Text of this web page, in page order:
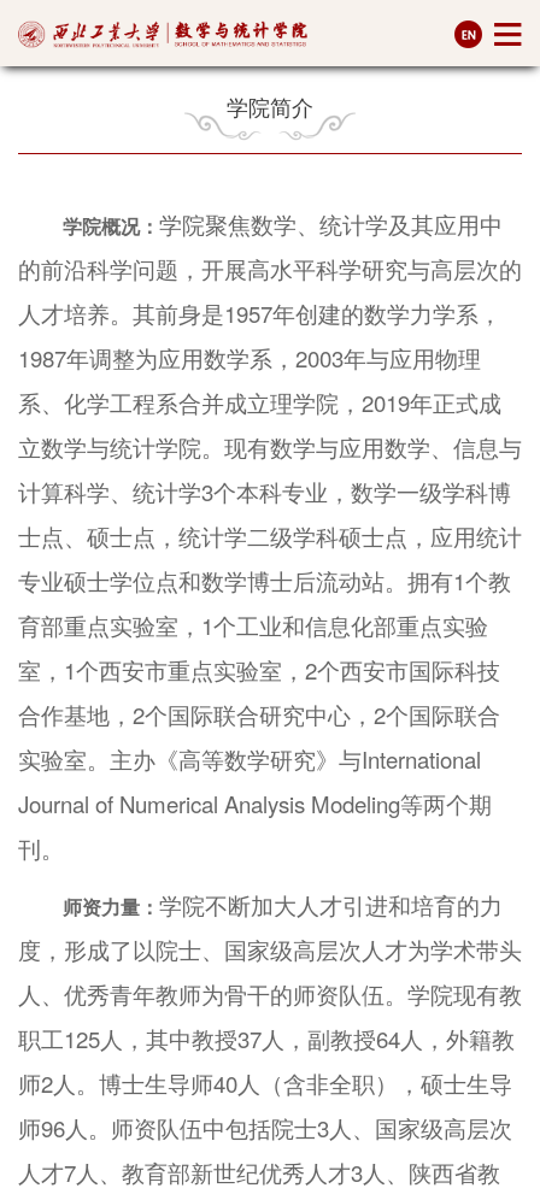
学院简介
学院概况：学院聚焦数学、统计学及其应用中
的前沿科学问题，开展高水平科学研究与高层次的
人才培养。其前身是1957年创建的数学力学系，
1987年调整为应用数学系，2003年与应用物理
系、化学工程系合并成立理学院，2019年正式成
立数学与统计学院。现有数学与应用数学、信息与
计算科学、统计学3个本科专业，数学一级学科博
士点、硕士点，统计学二级学科硕士点，应用统计
专业硕士学位点和数学博士后流动站。拥有1个教
育部重点实验室，1个工业和信息化部重点实验
室，1个西安市重点实验室，2个西安市国际科技
合作基地，2个国际联合研究中心，2个国际联合
实验室。主办《高等数学研究》与International
Journal of Numerical Analysis Modeling等两个期
刊。
师资力量：学院不断加大人才引进和培育的力
度，形成了以院士、国家级高层次人才为学术带头
人、优秀青年教师为骨干的师资队伍。学院现有教
职工125人，其中教授37人，副教授64人，外籍教
师2人。博士生导师40人（含非全职），硕士生导
师96人。师资队伍中包括院士3人、国家级高层次
人才7人、教育部新世纪优秀人才3人、陕西省教